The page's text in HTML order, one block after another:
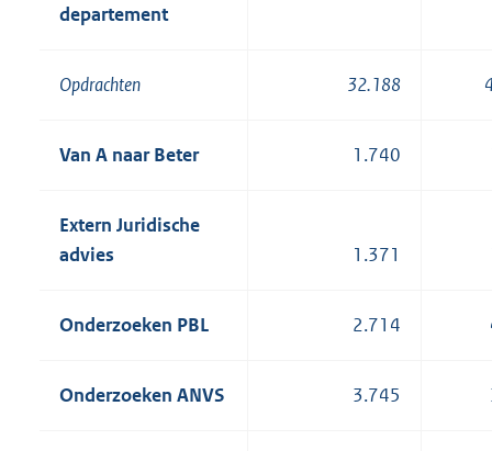
departement
Opdrachten 32.188
Van A naar Beter 1.740
Extern Juridische
advies
1.371
Onderzoeken PBL 2.714
Onderzoeken ANVS 3.745